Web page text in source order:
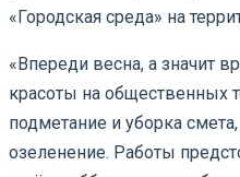
«Городская среда» на
«Впереди весна, а значит
красоты на общественных
подметание и уборка
озеленение. Работы